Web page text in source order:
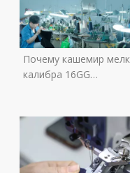
Почему кашемир
калибра 16GG
что брендам нужно
знать, прежде чем
покупать его